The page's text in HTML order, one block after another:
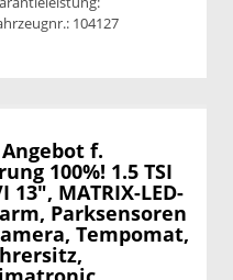
104127
f.
100%! 1.5 TSI
13", MATRIX-LED-
Parksensoren
Tempomat,